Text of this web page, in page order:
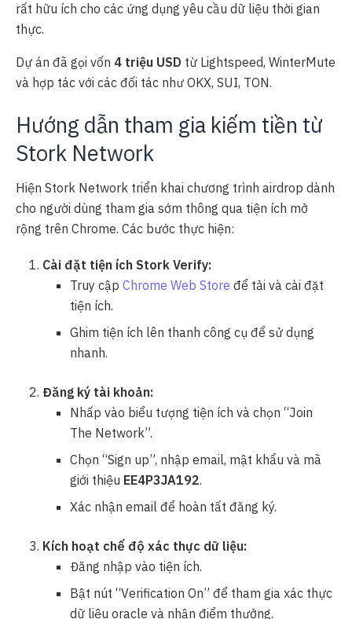
rất hữu ích cho các ứng dụng yêu cầu dữ liệu thời gian
thực.
Dự án đã gọi vốn 4 triệu USD từ Lightspeed, WinterMute
và hợp tác với các đối tác như OKX, SUI, TON.
Hướng dẫn tham gia kiếm tiền từ
Stork Network
Hiện Stork Network triển khai chương trình airdrop dành
cho người dùng tham gia sớm thông qua tiện ích mở
rộng trên Chrome. Các bước thực hiện:
Cài đặt tiện ích Stork Verify:
Truy cập Chrome Web Store để tải và cài đặt
tiện ích.
Ghim tiện ích lên thanh công cụ để sử dụng
nhanh.
Đăng ký tài khoản:
Nhấp vào biểu tượng tiện ích và chọn “Join
The Network”.
Chọn “Sign up”, nhập email, mật khẩu và mã
giới thiệu EE4P3JA192.
Xác nhận email để hoàn tất đăng ký.
Kích hoạt chế độ xác thực dữ liệu:
Đăng nhập vào tiện ích.
Bật nút “Verification On” để tham gia xác thực
dữ liệu oracle và nhận điểm thưởng.